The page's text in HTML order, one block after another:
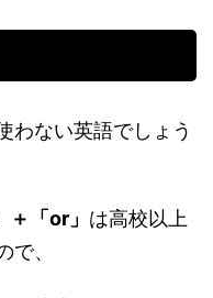
わない英語でしょう
「or」 は高校以上
、